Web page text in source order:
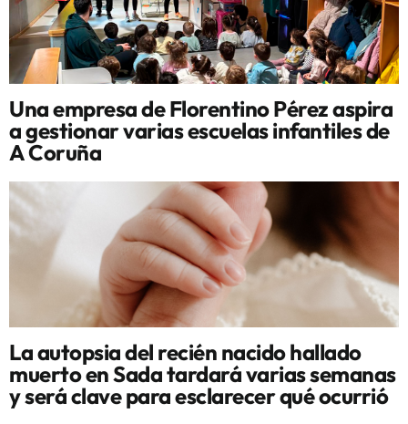
Una empresa de Florentino Pérez aspira
a gestionar varias escuelas infantiles de
A Coruña
La autopsia del recién nacido hallado
muerto en Sada tardará varias semanas
y será clave para esclarecer qué ocurrió